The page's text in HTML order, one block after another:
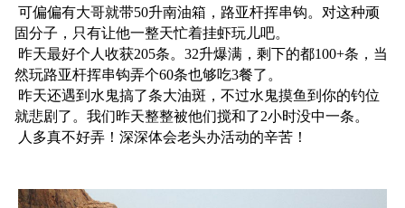
可偏偏有大哥就带50升南油箱，路亚杆挥串钩。对这种顽
固分子，只有让他一整天忙着挂虾玩儿吧。
昨天最好个人收获205条。32升爆满，剩下的都100+条，当
然玩路亚杆挥串钩弄个60条也够吃3餐了。
昨天还遇到水鬼搞了条大油斑，不过水鬼摸鱼到你的钓位
就悲剧了。我们昨天整整被他们搅和了2小时没中一条。
人多真不好弄！深深体会老头办活动的辛苦！